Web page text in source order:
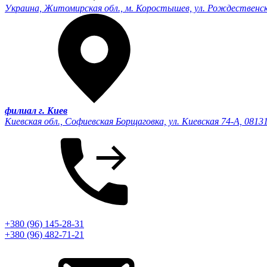
Украина, Житомирская обл., м. Коростышев, ул.
филиал г. Киев
Киевская обл., Софиевская Борщаговка, ул. Киевская 74-А,
+380 (96) 145-28-31
+380 (96) 482-71-21